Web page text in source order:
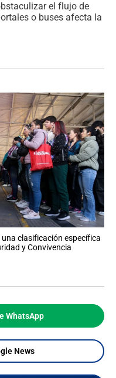
el flujo de
o buses afecta la
clasificación específica
y Convivencia
WhatsApp
News